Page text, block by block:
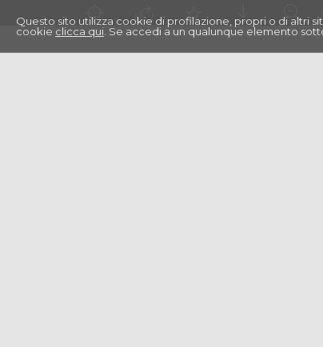
Questo sito utilizza cookie di profilazione, propri o di altri
cookie clicca qui . Se accedi a un qualunque elemento